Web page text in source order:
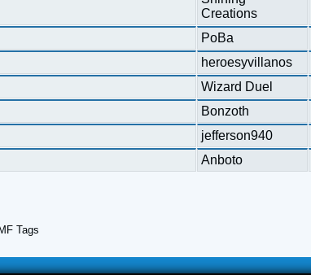
Creations
PoBa
heroesyvillanos
Wizard Duel
Bonzoth
jefferson940
Anboto
Tags